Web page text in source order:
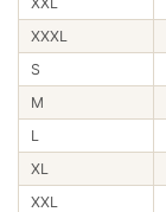
XXXL
S
M
L
XL
XXL